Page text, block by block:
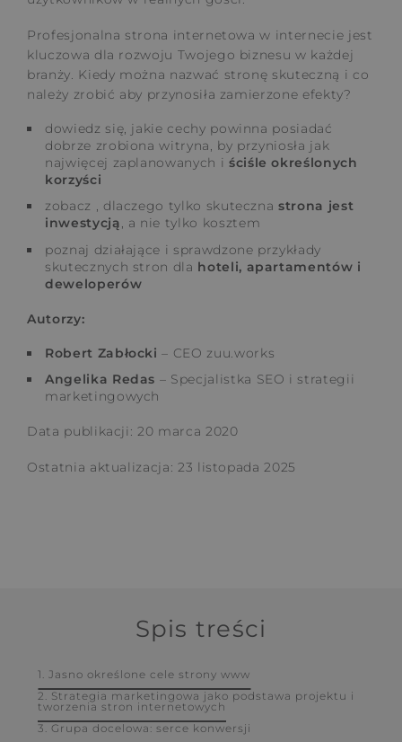
Profesjonalna strona internetowa w internecie jest
kluczowa dla rozwoju Twojego biznesu w każdej
branży. Kiedy można nazwać stronę skuteczną i co
należy zrobić aby przynosiła zamierzone efekty?
dowiedz się, jakie cechy powinna posiadać
dobrze zrobiona witryna, by przyniosła jak
najwięcej zaplanowanych i ściśle określonych
korzyści
zobacz , dlaczego tylko skutecznastrona jest
inwestycją, a nie tylko kosztem
poznaj działające i sprawdzone przykłady
skutecznych stron dla hoteli, apartamentów i
deweloperów
Autorzy:
Robert Zabłocki – CEO zuu.works
Angelika Redas – Specjalistka SEO i strategii
marketingowych
Data publikacji: 20 marca 2020
Ostatnia aktualizacja: 23 listopada 2025
Spis treści
1. Jasno określone cele strony www
2. Strategia marketingowa jako podstawa projektu i
tworzenia stron internetowych
3. Grupa docelowa: serce konwersji